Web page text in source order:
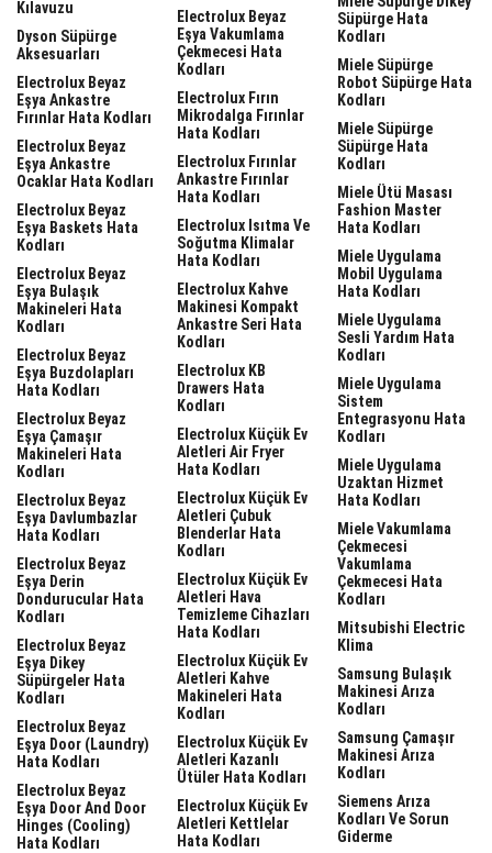
Kılavuzu
Dyson Süpürge
Aksesuarları
Electrolux Beyaz
Eşya Ankastre
Fırınlar Hata Kodları
Electrolux Beyaz
Eşya Ankastre
Ocaklar Hata Kodları
Electrolux Beyaz
Eşya Baskets Hata
Kodları
Electrolux Beyaz
Eşya Bulaşık
Makineleri Hata
Kodları
Electrolux Beyaz
Eşya Buzdolapları
Hata Kodları
Electrolux Beyaz
Eşya Çamaşır
Makineleri Hata
Kodları
Electrolux Beyaz
Eşya Davlumbazlar
Hata Kodları
Electrolux Beyaz
Eşya Derin
Dondurucular Hata
Kodları
Electrolux Beyaz
Eşya Dikey
Süpürgeler Hata
Kodları
Electrolux Beyaz
Eşya Door (laundry)
Hata Kodları
Electrolux Beyaz
Eşya Door And Door
Hinges (cooling)
Hata Kodları
Electrolux Beyaz
Eşya Vakumlama
Çekmecesi Hata
Kodları
Electrolux Fırın
Mikrodalga Fırınlar
Hata Kodları
Electrolux Fırınlar
Ankastre Fırınlar
Hata Kodları
Electrolux Isıtma Ve
Soğutma Klimalar
Hata Kodları
Electrolux Kahve
Makinesi Kompakt
Ankastre Seri Hata
Kodları
Electrolux KB
Drawers Hata
Kodları
Electrolux Küçük Ev
Aletleri Air Fryer
Hata Kodları
Electrolux Küçük Ev
Aletleri Çubuk
Blenderlar Hata
Kodları
Electrolux Küçük Ev
Aletleri Hava
Temizleme Cihazları
Hata Kodları
Electrolux Küçük Ev
Aletleri Kahve
Makineleri Hata
Kodları
Electrolux Küçük Ev
Aletleri Kazanlı
Ütüler Hata Kodları
Electrolux Küçük Ev
Aletleri Kettlelar
Hata Kodları
Süpürge Hata
Kodları
Miele Süpürge
Robot Süpürge Hata
Kodları
Miele Süpürge
Süpürge Hata
Kodları
Miele Ütü Masası
Fashion Master
Hata Kodları
Miele Uygulama
Mobil Uygulama
Hata Kodları
Miele Uygulama
Sesli Yardım Hata
Kodları
Miele Uygulama
Sistem
Entegrasyonu Hata
Kodları
Miele Uygulama
Uzaktan Hizmet
Hata Kodları
Miele Vakumlama
Çekmecesi
Vakumlama
Çekmecesi Hata
Kodları
Mitsubishi Electric
Klima
Samsung Bulaşık
Makinesi Arıza
Kodları
Samsung Çamaşır
Makinesi Arıza
Kodları
Siemens Arıza
Kodları Ve Sorun
Giderme